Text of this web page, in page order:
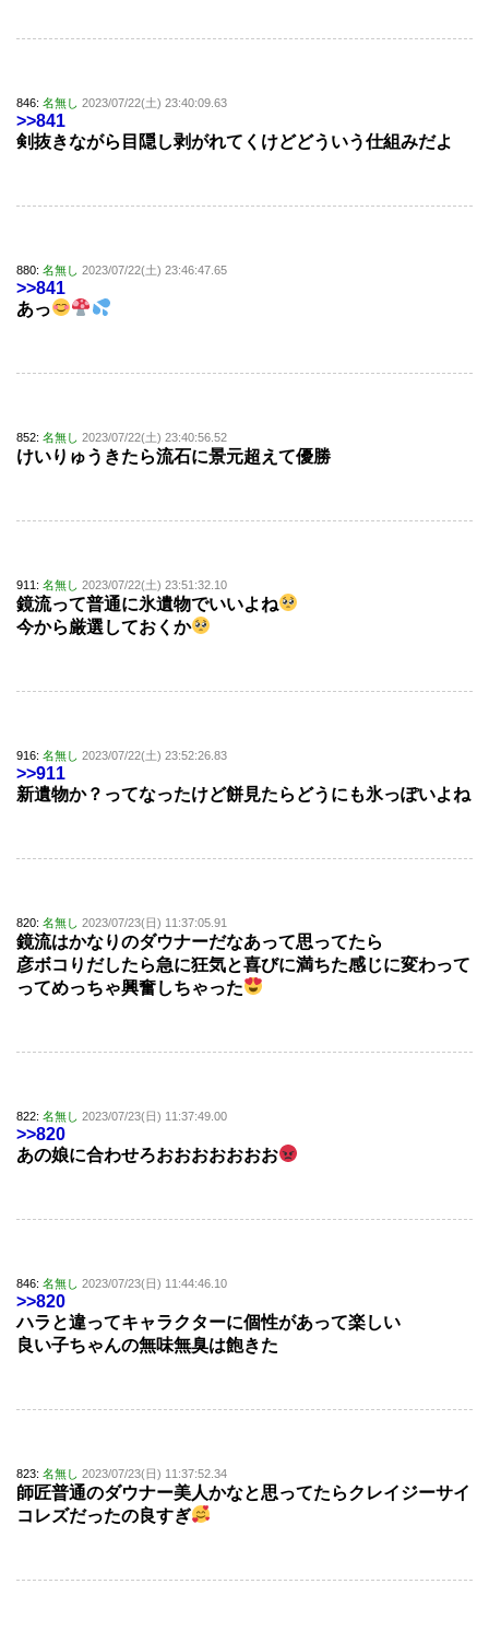
846: 名無し 2023/07/22(土) 23:40:09.63
>>841
剣抜きながら目隠し剥がれてくけどどういう仕組みだよ
880: 名無し 2023/07/22(土) 23:46:47.65
>>841
あっ
852: 名無し 2023/07/22(土) 23:40:56.52
けいりゅうきたら流石に景元超えて優勝
911: 名無し 2023/07/22(土) 23:51:32.10
鏡流って普通に氷遺物でいいよね
今から厳選しておくか
916: 名無し 2023/07/22(土) 23:52:26.83
>>911
新遺物か？ってなったけど餅見たらどうにも氷っぽいよね
820: 名無し 2023/07/23(日) 11:37:05.91
鏡流はかなりのダウナーだなあって思ってたら
彦ボコりだしたら急に狂気と喜びに満ちた感じに変わって
ってめっちゃ興奮しちゃった
822: 名無し 2023/07/23(日) 11:37:49.00
>>820
あの娘に合わせろおおおおおおお
846: 名無し 2023/07/23(日) 11:44:46.10
>>820
ハラと違ってキャラクターに個性があって楽しい
良い子ちゃんの無味無臭は飽きた
823: 名無し 2023/07/23(日) 11:37:52.34
師匠普通のダウナー美人かなと思ってたらクレイジーサイ
コレズだったの良すぎ